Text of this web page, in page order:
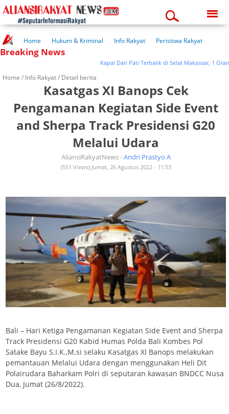
02:50:47 am
Home Hukum & Kriminal Info Rakyat
Peristiwa Rakyat
Kuliner Rakyat
Wisata Rakyat
Breaking News
Kapal Dari Pati Terbalik di Selat Makassar, 1 Orang
Home / Info Rakyat/ Detail berita
Kasatgas XI Banops Cek
Pengamanan Kegiatan Side Event
and Sherpa Track Presidensi G20
Melalui Udara
AliansiRakyatNews -Andri Prastyo A
(551 Views) Jumat, 26 Agustus 2022 - 11:53
Bali – Hari Ketiga Pengamanan Kegiatan Side Event and Sherpa
Track Presidensi G20 Kabid Humas Polda Bali Kombes Pol
Satake Bayu S.I.K.,M.si selaku Kasatgas XI Banops melakukan
pemantauan Melalui Udara dengan menggunakan Heli Dit
Polairudara Baharkam Polri di seputaran kawasan BNDCC Nusa
Dua, Jumat (26/8/2022).